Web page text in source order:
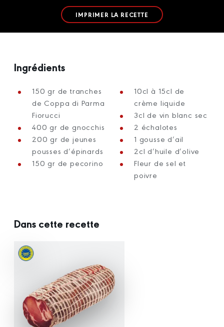
IMPRIMER LA RECETTE
Ingrédients
150 gr de tranches
de Coppa di Parma
Fiorucci
400 gr de gnocchis
200 gr de jeunes
pousses d’épinards
150 gr de pecorino
10cl à 15cl de
crème liquide
3cl de vin blanc sec
2 échalotes
1 gousse d’ail
2cl d’huile d’olive
Fleur de sel et
poivre
Dans cette recette